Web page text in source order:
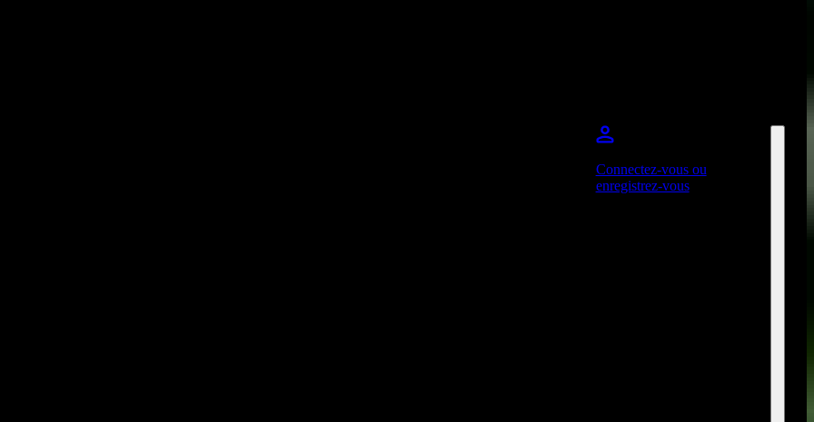
Connectez-vous ou
enregistrez-vous